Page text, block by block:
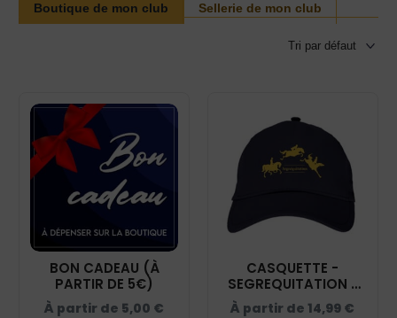
Boutique de mon club Sellerie de mon club
BON CADEAU (À
PARTIR DE 5€)
À partir de 5,00 €
CASQUETTE -
SEGREQUITATION -
NAVY - BF015
À partir de 14,99 €